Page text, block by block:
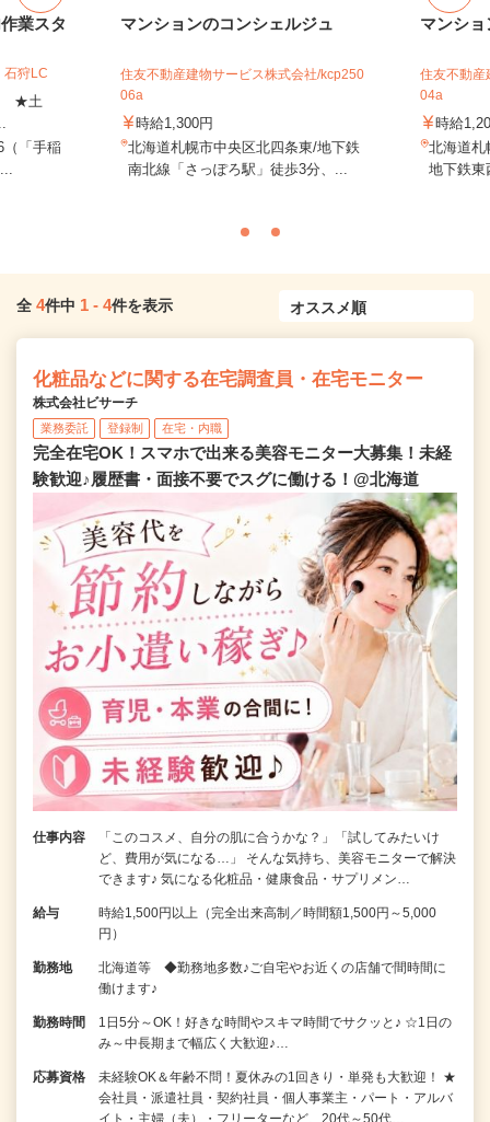
業スタ
狩LC
★土
（「手稲
マンションのコンシェルジュ
住友不動産建物サービス株式会社/kcp250
06a
時給1,300円
北海道札幌市中央区北四条東/地下鉄
南北線「さっぽろ駅」徒歩3分、...
マンシ
住友不動産
04a
時給
北海道札
地下鉄東
全 4件中 1 - 4件を表示
化粧品などに関する在宅調査員・在宅モニター
株式会社ビサーチ
業務委託 登録制 在宅・内職
完全在宅OK！スマホで出来る美容モニター大募集！未経
験歓迎♪履歴書・面接不要でスグに働ける！@北海道
仕事内容
「このコスメ、自分の肌に合うかな？」「試してみたいけ
ど、費用が気になる…」 そんな気持ち、美容モニターで解決
できます♪ 気になる化粧品・健康食品・サプリメン…
給与
時給1,500円以上（完全出来高制／時間額1,500円～5,000
円）
勤務地
北海道等 ◆勤務地多数♪ご自宅やお近くの店舗で間時間に
働けます♪
勤務時間
1日5分～OK！好きな時間やスキマ時間でサクッと♪ ☆1日の
み～中長期まで幅広く大歓迎♪…
応募資格
未経験OK＆年齢不問！夏休みの1回きり・単発も大歓迎！ ★
会社員・派遣社員・契約社員・個人事業主・パート・アルバ
イト・主婦（夫）・フリーターなど、20代～50代…